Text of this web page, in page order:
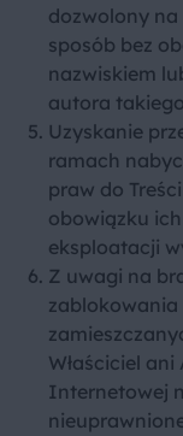
dozwolony na
sposób bez
nazwiskiem
autora
Uzyskanie
ramach
praw do
obowiązku
eksploatacji
Z uwagi na
Właściciel
Internetowej